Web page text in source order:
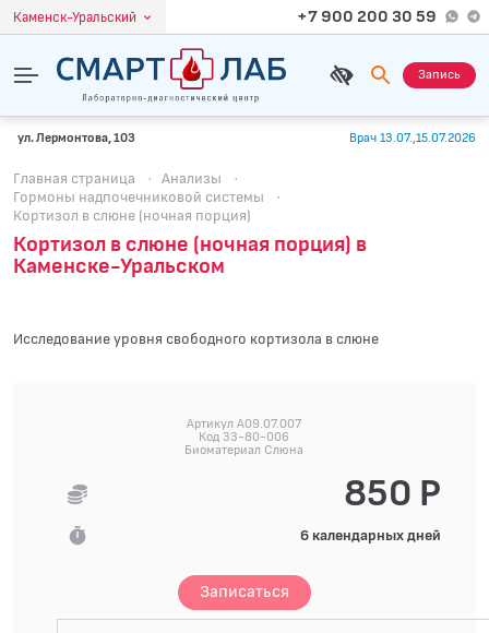
Каменск-Уральский +7 900 200 30 59
Запись
ул. Лермонтова, 103 Врач 13.07.,15.07.2026
Главная страница · Анализы
·
Гормоны надпочечниковой системы
·
Кортизол в слюне (ночная порция)
Кортизол в слюне (ночная порция) в
Каменске-Уральском
Исследование уровня свободного кортизола в слюне
Артикул A09.07.007
Код 33-80-006
Биоматериал Слюна
850 Р
6 календарных дней
Записаться